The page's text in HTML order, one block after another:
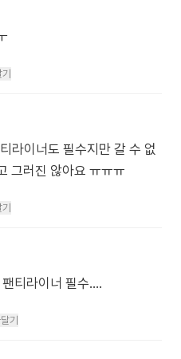
라이너도 필수지만 갈 수 없
그러진 않아요 ㅠㅠㅠ
티라이너 필수....
기